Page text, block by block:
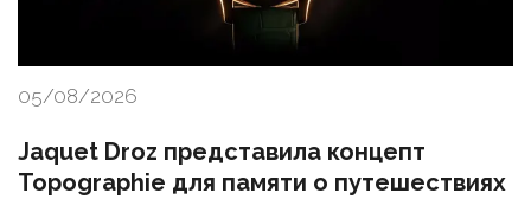
05/08/2026
Jaquet Droz представила концепт
Topographie для памяти о путешествиях